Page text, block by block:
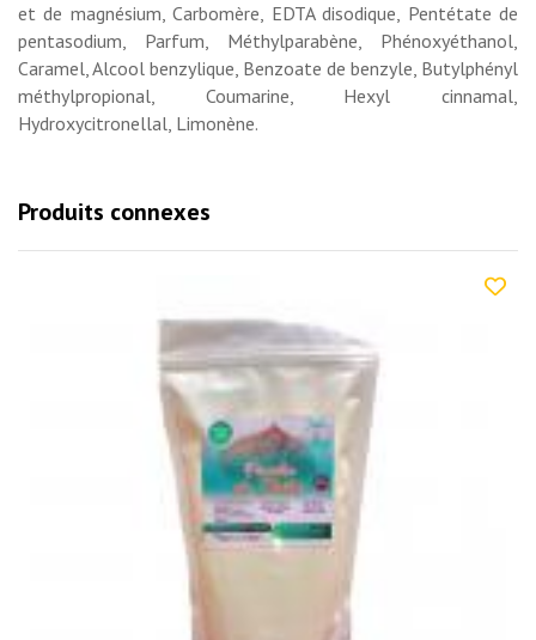
et de magnésium, Carbomère, EDTA disodique, Pentétate de
pentasodium, Parfum, Méthylparabène, Phénoxyéthanol,
Caramel, Alcool benzylique, Benzoate de benzyle, Butylphényl
méthylpropional, Coumarine, Hexyl cinnamal,
Hydroxycitronellal, Limonène.
Produits connexes